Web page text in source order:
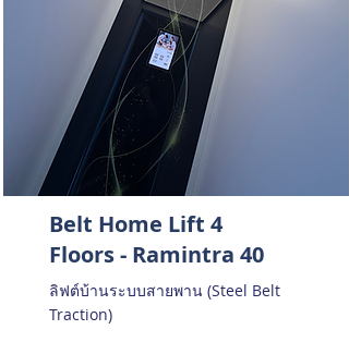
Belt Home Lift 4
Floors - Ramintra 40
ลิฟต์บ้านระบบสายพาน (Steel Belt
Traction)